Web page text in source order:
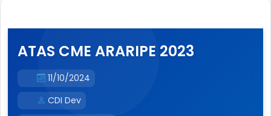
ATAS CME ARARIPE 2023
11/10/2024
CDI Dev